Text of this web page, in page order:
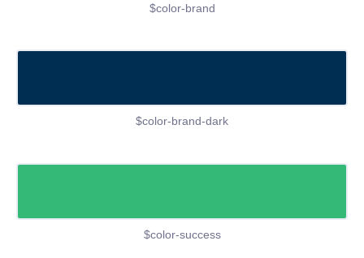
$color-brand
$color-brand-dark
$color-success